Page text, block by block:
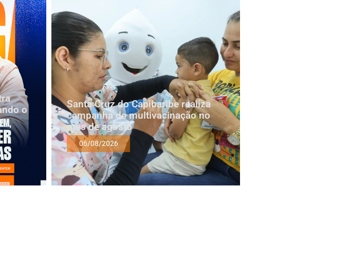
o
Santa Cruz do Capibaribe realiza
campanha de multivacinação no
mês de agosto
06/08/2026